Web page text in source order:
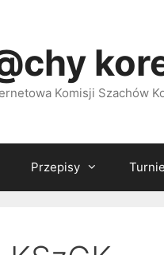
Komisji Szachów
Przepisy